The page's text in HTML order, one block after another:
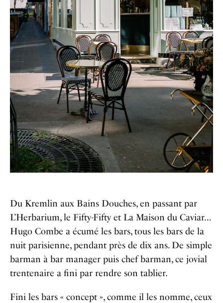
Du Kremlin aux Bains Douches, en passant par
L’Herbarium, le Fifty-Fifty et La Maison du Caviar…
Hugo Combe a écumé les bars, tous les bars de la
nuit parisienne, pendant près de dix ans. De simple
barman à bar manager puis chef barman, ce jovial
trentenaire a fini par rendre son tablier.
Fini les bars « concept », comme il les nomme, ceux